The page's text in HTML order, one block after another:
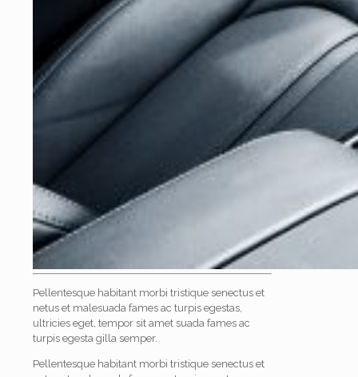
Pellentesque habitant morbi tristique senectus et
netus et malesuada fames ac turpis egestas,
ultricies eget, tempor sit amet suada fames ac
turpis egesta gilla semper.
Pellentesque habitant morbi tristique senectus et